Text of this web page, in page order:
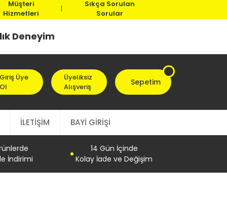
Müşteri
Hizmetleri
Sıkça Sorulan
Sorular
Deneyim
Giriş Üye
Ol
Üyeliksiz
Alışveriş
Sepetim
İLETİŞİM BAYİ GİRİŞİ
İndirimi
14 Gün İçinde
Kolay İade ve Değişim